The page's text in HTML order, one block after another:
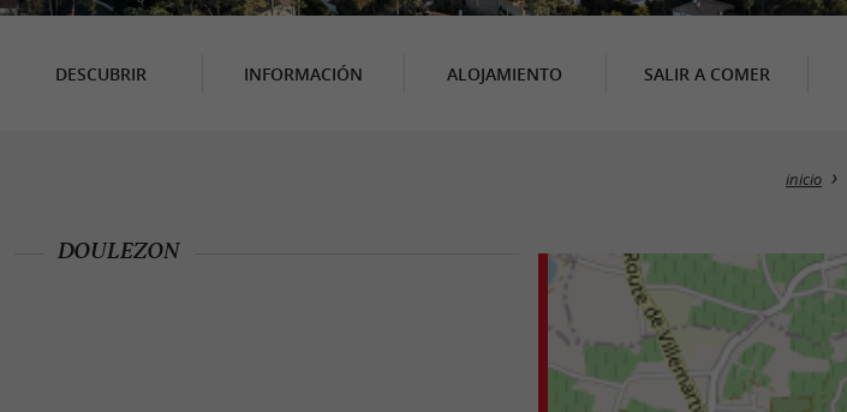
DESCUBRIR INFORMACIÓN ALOJAMIENTO SALIR A COMER
inicio
DOULEZON